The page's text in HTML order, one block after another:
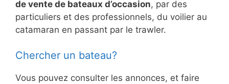
de vente de bateaux d’occasion, par des
particuliers et des professionnels, du voilier au
catamaran en passant par le trawler.
Chercher un bateau?
Vous pouvez consulter les annonces, et faire